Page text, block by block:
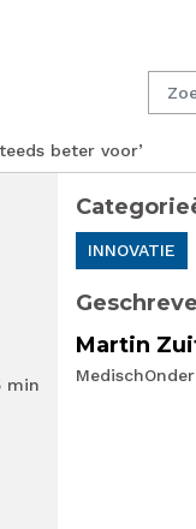
beter voor’
min
INNOVATIE
Martin